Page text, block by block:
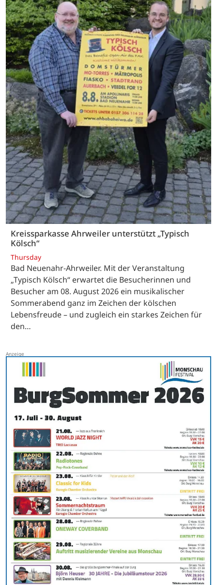
Kreissparkasse Ahrweiler unterstützt „Typisch
Kölsch“
Thursday
Bad Neuenahr-Ahrweiler. Mit der Veranstaltung
„Typisch Kölsch“ erwartet die Besucherinnen und
Besucher am 08. August 2026 ein musikalischer
Sommerabend ganz im Zeichen der kölschen
Lebensfreude – und zugleich ein starkes Zeichen für
den…